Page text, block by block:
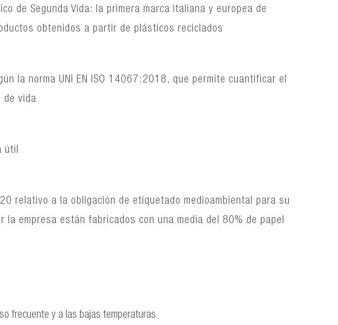
de Segunda Vida: la primera marca italiana y europea de
obtenidos a partir de plásticos reciclados
la norma UNI EN ISO 14067:2018, que permite cuantificar el
de vida
útil
relativo a la obligación de etiquetado medioambiental para su
empresa están fabricados con una media del 80% de papel
frecuente y a las bajas temperaturas